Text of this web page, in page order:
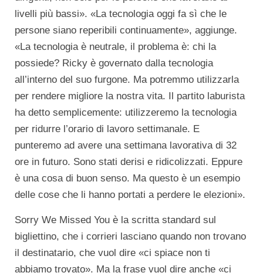
livelli più bassi». «La tecnologia oggi fa sì che le
persone siano reperibili continuamente», aggiunge.
«La tecnologia è neutrale, il problema è: chi la
possiede? Ricky è governato dalla tecnologia
all’interno del suo furgone. Ma potremmo utilizzarla
per rendere migliore la nostra vita. Il partito laburista
ha detto semplicemente: utilizzeremo la tecnologia
per ridurre l’orario di lavoro settimanale. E
punteremo ad avere una settimana lavorativa di 32
ore in futuro. Sono stati derisi e ridicolizzati. Eppure
è una cosa di buon senso. Ma questo è un esempio
delle cose che li hanno portati a perdere le elezioni».
Sorry We Missed You è la scritta standard sul
bigliettino, che i corrieri lasciano quando non trovano
il destinatario, che vuol dire «ci spiace non ti
abbiamo trovato». Ma la frase vuol dire anche «ci